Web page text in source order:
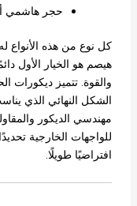
حجر هاشمي
كل نوع من هذه
هيصم هو الخيار الأول
والقوة. تتميز ديكورات
الشكل النهائي الذي
مهندسي الديكور
للواجهات الخارجية
افتراضيًا طويلًا.